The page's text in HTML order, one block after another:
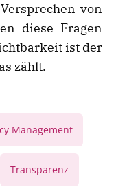
von
diese Fragen
ist der
zählt.
Management
Transparenz